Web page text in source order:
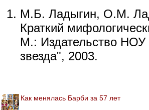
М.Б. Ладыгин, О.М.
Краткий
М.: Издательство НОУ
звезда", 2003.
Как менялась Барби за 57 лет